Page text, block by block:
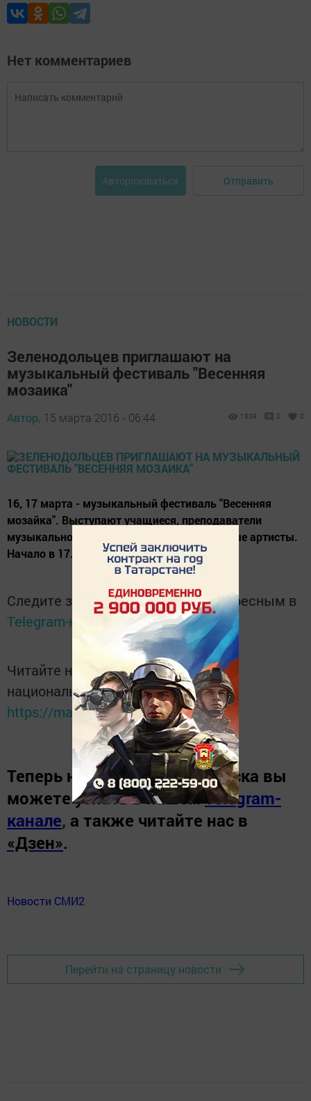
Нет комментариев
Авторизоваться Отправить
НОВОСТИ
Зеленодольцев приглашают на
музыкальный фестиваль "Весенняя
мозаика"
Автор, 15 марта 2016 - 06:44 1339 0 0
16, 17 марта - музыкальный фестиваль "Весенняя
мозайка". Выступают учащиеся, преподаватели
музыкальной школы, а также приглашённые артисты.
Начало в 17.00. Вход свободный.
Следите за самым важным и интересным в
Telegram-канале
Татмедиа
Читайте новости Татарстана в
национальном мессенджере MАХ:
https://max.ru/tatmedia
Теперь новости Зеленодольска вы
можете узнать в нашемTelegram-
канале, а также читайте нас в
«Дзен».
Новости СМИ2
Перейти на страницу новости